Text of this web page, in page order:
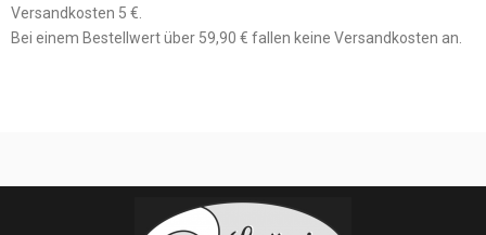
Versandkosten 5 €.
Bei einem Bestellwert über 59,90 € fallen keine Versandkosten an.